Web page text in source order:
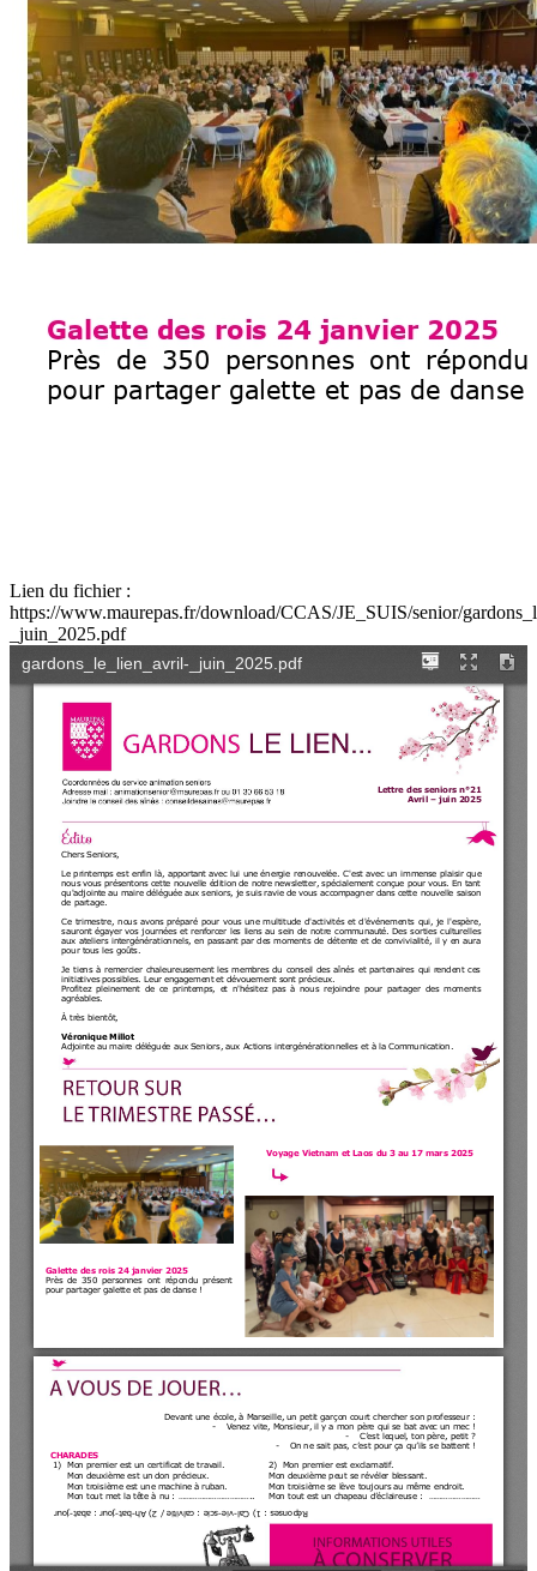
Lien du fichier :
https://www.maurepas.fr/download/CCAS/JE_SUIS/senior/
_juin_2025.pdf